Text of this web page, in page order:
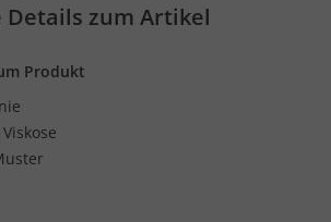
Details zum Artikel
Produkt